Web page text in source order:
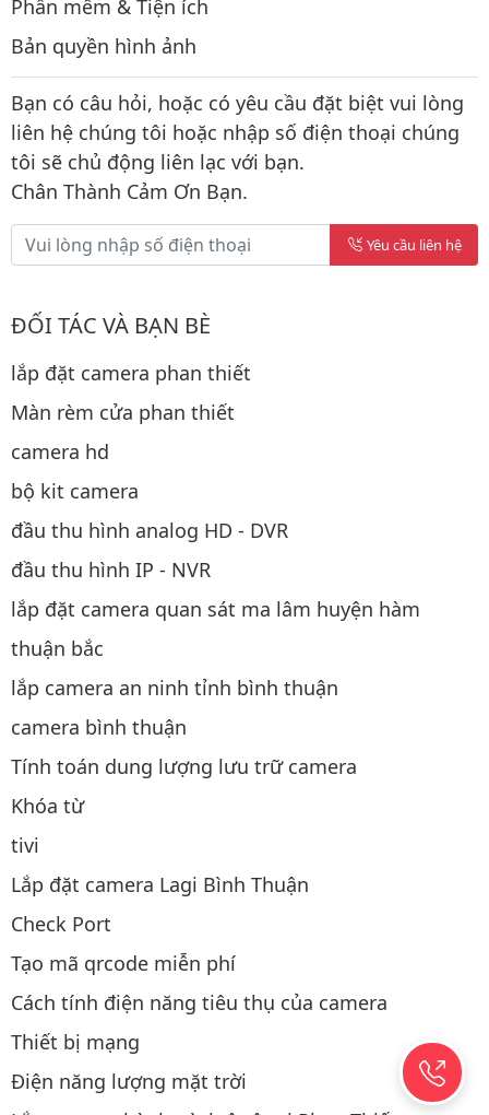
Phần mềm & Tiện ích
Bản quyền hình ảnh
Bạn có câu hỏi, hoặc có yêu cầu đặt biệt vui lòng
liên hệ chúng tôi hoặc nhập số điện thoại chúng
tôi sẽ chủ động liên lạc với bạn.
Chân Thành Cảm Ơn Bạn.
Yêu cầu liên hệ
ĐỐI TÁC VÀ BẠN BÈ
lắp đặt camera phan thiết
Màn rèm cửa phan thiết
camera hd
bộ kit camera
đầu thu hình analog HD - DVR
đầu thu hình IP - NVR
lắp đặt camera quan sát ma lâm huyện hàm
thuận bắc
lắp camera an ninh tỉnh bình thuận
camera bình thuận
Tính toán dung lượng lưu trữ camera
Khóa từ
tivi
Lắp đặt camera Lagi Bình Thuận
Check Port
Tạo mã qrcode miễn phí
Cách tính điện năng tiêu thụ của camera
Thiết bị mạng
Điện năng lượng mặt trời